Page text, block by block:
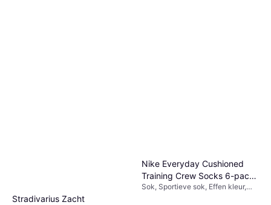
Stradivarius Zacht
Nike Everyday Cushioned
Training Crew Socks 6-pack
- White/Black
Sok, Sportieve sok, Effen kleur,